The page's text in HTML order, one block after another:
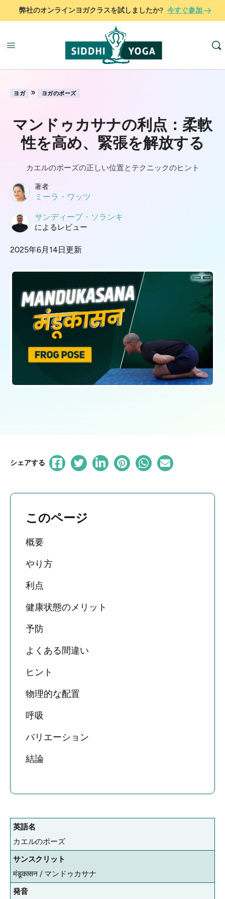
弊社のオンラインヨガクラスを試しましたか? 今すぐ参加
ヨガ » ヨガのポーズ
マンドゥカサナの利点：柔軟
性を高め、緊張を解放する
カエルのポーズの正しい位置とテクニックのヒント
著者
ミーラ・ワッツ
サンディープ・ソランキ
によるレビュー
2025年6月14日更新
シェアする
このページ
概要
やり方
利点
健康状態のメリット
予防
よくある間違い
ヒント
物理的な配置
呼吸
バリエーション
結論
英語名
カエルのポーズ
サンスクリット
मंडूकासन / マンドゥカサナ
発音